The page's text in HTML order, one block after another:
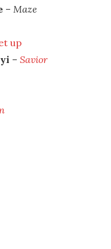
– Maze
up
– Savior